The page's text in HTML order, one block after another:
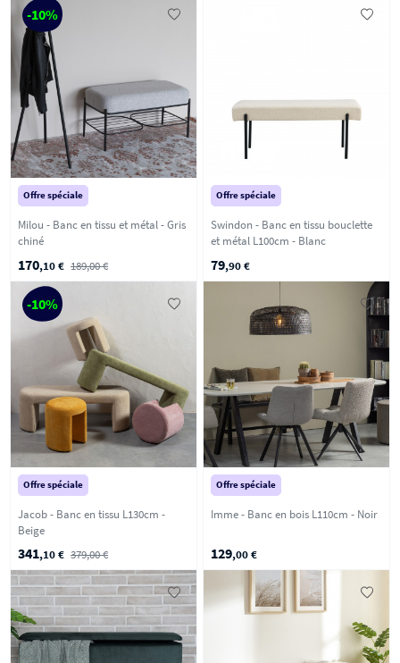
-10%
Offre spéciale
Milou - Banc en tissu et métal - Gris
chiné
170,10 € 189,00 €
Offre spéciale
Swindon - Banc en tissu bouclette
et métal L100cm - Blanc
79,90 €
-10%
Offre spéciale
Jacob - Banc en tissu L130cm -
Beige
341,10 € 379,00 €
Offre spéciale
Imme - Banc en bois L110cm - Noir
129,00 €